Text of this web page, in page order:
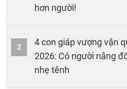
hơn người!
2
4 con giáp vượng vận
2026: Có người nâng
nhẹ tênh